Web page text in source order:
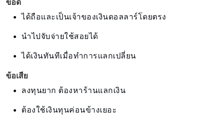
ข้อดี
ได้ถือและเป็นเจ้าของเงินดอลลาร์โดยตรง
นำไปจับจ่ายใช้สอยได้
ได้เงินทันทีเมื่อทำการแลกเปลี่ยน
ข้อเสีย
ลงทุนยาก ต้องหาร้านแลกเงิน
ต้องใช้เงินทุนค่อนข้างเยอะ